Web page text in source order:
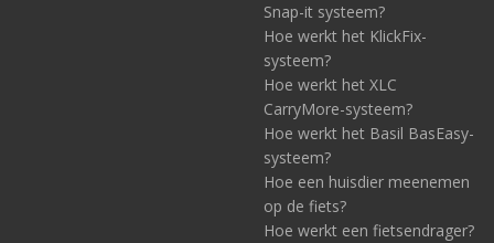
Snap-it systeem?
Hoe werkt het KlickFix-
systeem?
Hoe werkt het XLC
CarryMore-systeem?
Hoe werkt het Basil BasEasy-
systeem?
Hoe een huisdier meenemen
op de fiets?
Hoe werkt een fietsendrager?